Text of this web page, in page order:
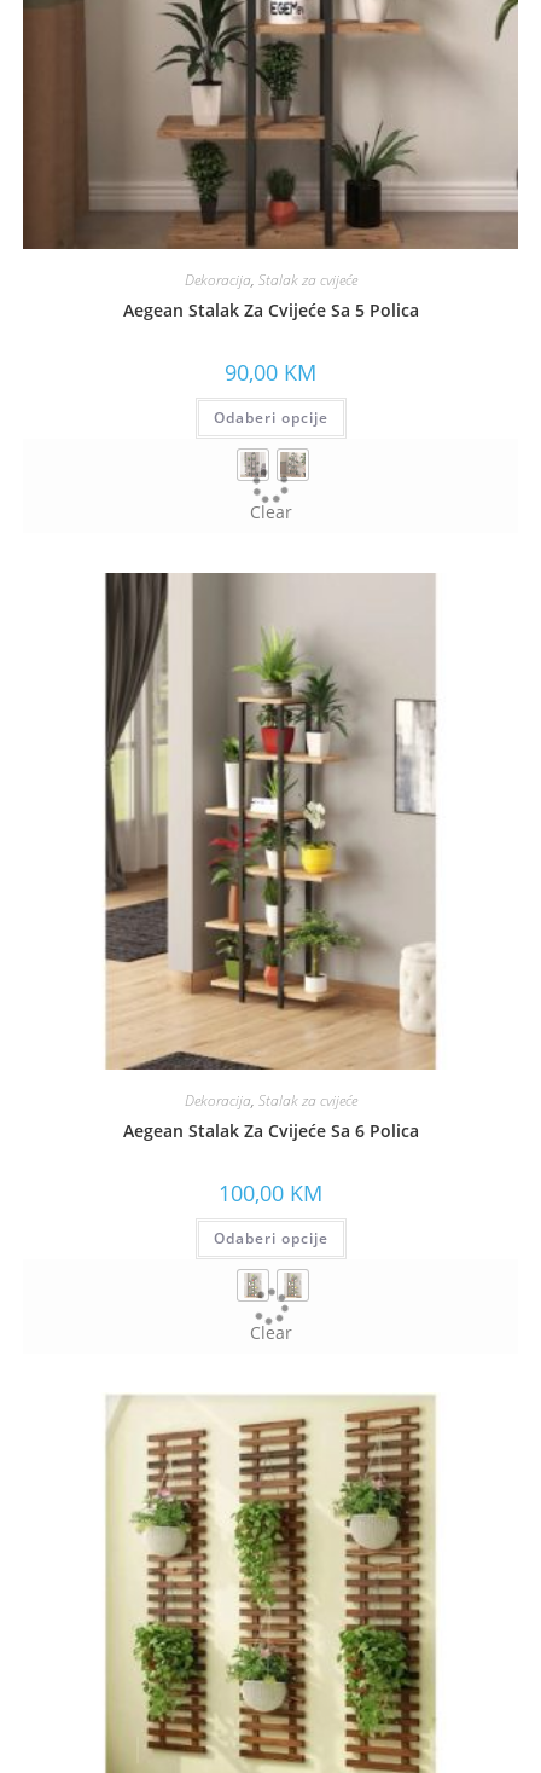
Dekoracija, Stalak za cvijeće
Aegean Stalak Za Cvijeće Sa 5 Polica
90,00 KM
Odaberi opcije
Clear
Dekoracija, Stalak za cvijeće
Aegean Stalak Za Cvijeće Sa 6 Polica
100,00 KM
Odaberi opcije
Clear